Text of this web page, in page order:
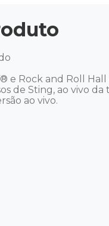
e Rock and Roll
de Sting, ao vivo
ao vivo.